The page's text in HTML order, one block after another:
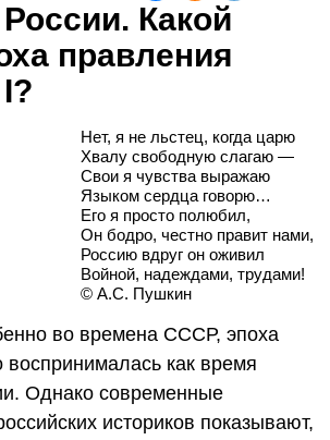
Какой
правления
Нет, я не льстец, когда царю
Хвалу свободную слагаю —
Свои я чувства выражаю
Языком сердца говорю…
Его я просто полюбил,
Он бодро, честно правит нами,
Россию вдруг он оживил
Войной, надеждами, трудами!
© А.С. Пушкин
во времена СССР, эпоха
воспринималась как время
Однако современные
историков показывают,